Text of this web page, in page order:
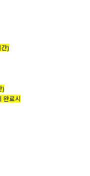
)
)
완료시